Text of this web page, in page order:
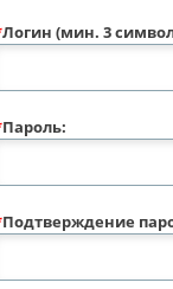
Логин (мин. 3
Пароль:
Подтверждение